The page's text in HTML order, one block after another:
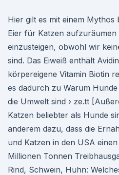
Hier gilt es mit einem Mythos
Eier für Katzen
einzusteigen, obwohl wir
sind. Das Eiweiß enthält
körpereigene Vitamin Biotin
es dadurch zu Warum
die Umwelt sind › ze.tt
Katzen beliebter als Hunde
anderem dazu, dass die
und Katzen in den USA
Millionen Tonnen
Rind, Schwein, Huhn: